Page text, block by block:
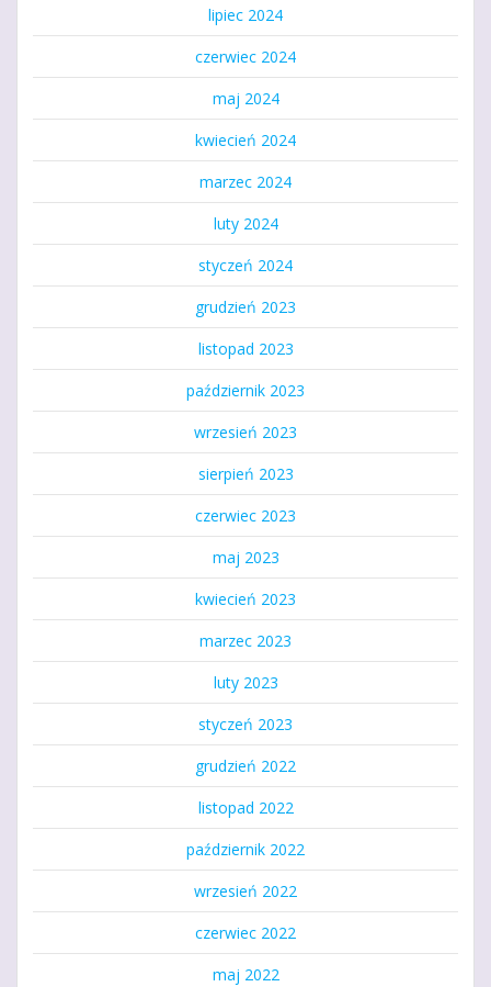
lipiec 2024
czerwiec 2024
maj 2024
kwiecień 2024
marzec 2024
luty 2024
styczeń 2024
grudzień 2023
listopad 2023
październik 2023
wrzesień 2023
sierpień 2023
czerwiec 2023
maj 2023
kwiecień 2023
marzec 2023
luty 2023
styczeń 2023
grudzień 2022
listopad 2022
październik 2022
wrzesień 2022
czerwiec 2022
maj 2022